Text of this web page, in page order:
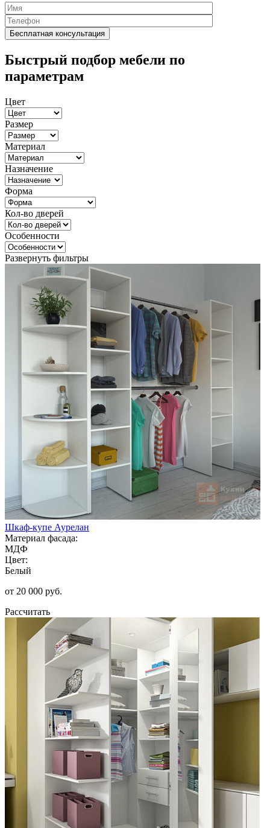
Быстрый подбор мебели по
параметрам
Цвет
Размер
Материал
Назначение
Форма
Кол-во дверей
Особенности
Развернуть фильтры
Шкаф-купе Аурелан
Материал фасада:
МДФ
Цвет:
Белый
от 20 000 руб.
Рассчитать